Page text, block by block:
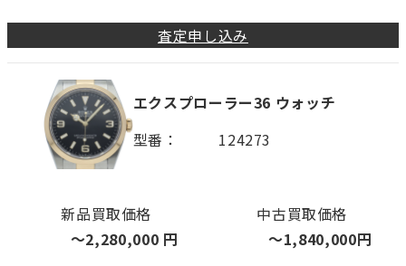
査定申し込み
エクスプローラー36 ウォッチ
型番
124273
新品買取価格
〜2,280,000 円
中古買取価格
〜1,840,000円